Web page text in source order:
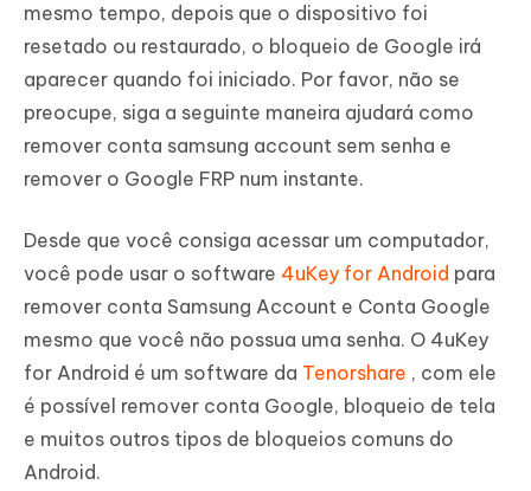
mesmo tempo, depois que o dispositivo foi
resetado ou restaurado, o bloqueio de Google irá
aparecer quando foi iniciado. Por favor, não se
preocupe, siga a seguinte maneira ajudará como
remover conta samsung account sem senha e
remover o Google FRP num instante.
Desde que você consiga acessar um computador,
você pode usar o software 4uKey for Android para
remover conta Samsung Account e Conta Google
mesmo que você não possua uma senha. O 4uKey
for Android é um software da Tenorshare , com ele
é possível remover conta Google, bloqueio de tela
e muitos outros tipos de bloqueios comuns do
Android.